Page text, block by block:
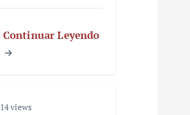
Continuar Leyendo
14 views